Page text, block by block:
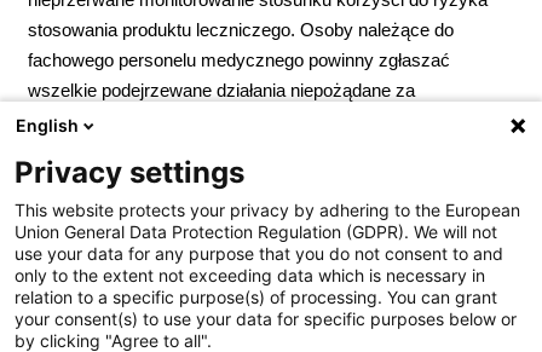
stosowania produktu leczniczego. Osoby należące do
fachowego personelu medycznego powinny zgłaszać
wszelkie podejrzewane działania niepożądane za
pośrednictwem Departamentu Monitorowania
Rejestracji Produktów Leczniczych, Wyrobów Medycznych
i Produktów Biobójczych; Al. Jerozolimskie 181C; 02-222
Warszawa; Tel.:+ 48 22 49 21 301; Faks:+ 48 22 49 21 309
Strona internetowa: https://smz.ezdrowie.gov.pl. Działania
niepożądane można zgłaszać również podmiotowi
odpowiedzialnemu.Podmiot odpowiedzialny:Zakłady
English
Privacy settings
This website protects your privacy by adhering to the European
Union General Data Protection Regulation (GDPR). We will not
use your data for any purpose that you do not consent to and
only to the extent not exceeding data which is necessary in
relation to a specific purpose(s) of processing. You can grant
your consent(s) to use your data for specific purposes below or
by clicking "Agree to all".